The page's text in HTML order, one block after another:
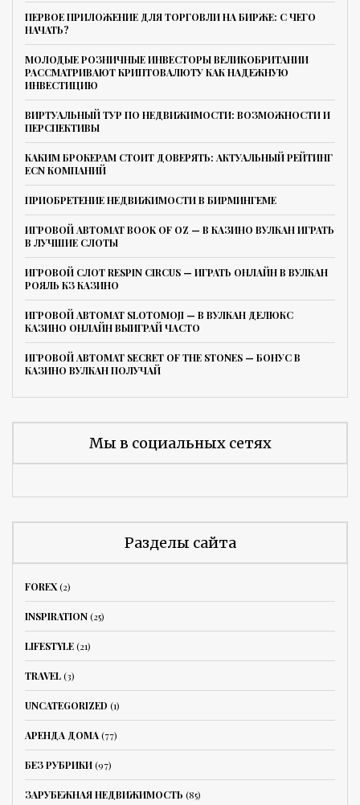
ПЕРВОЕ ПРИЛОЖЕНИЕ ДЛЯ ТОРГОВЛИ НА БИРЖЕ: С ЧЕГО
НАЧАТЬ?
МОЛОДЫЕ РОЗНИЧНЫЕ ИНВЕСТОРЫ ВЕЛИКОБРИТАНИИ
РАССМАТРИВАЮТ КРИПТОВАЛЮТУ КАК НАДЕЖНУЮ
ИНВЕСТИЦИЮ
ВИРТУАЛЬНЫЙ ТУР ПО НЕДВИЖИМОСТИ: ВОЗМОЖНОСТИ И
ПЕРСПЕКТИВЫ
КАКИМ БРОКЕРАМ СТОИТ ДОВЕРЯТЬ: АКТУАЛЬНЫЙ РЕЙТИНГ
ECN КОМПАНИЙ
ПРИОБРЕТЕНИЕ НЕДВИЖИМОСТИ В БИРМИНГЕМЕ
ИГРОВОЙ АВТОМАТ BOOK OF OZ — В КАЗИНО ВУЛКАН ИГРАТЬ
В ЛУЧШИЕ СЛОТЫ
ИГРОВОЙ СЛОТ RESPIN CIRCUS — ИГРАТЬ ОНЛАЙН В ВУЛКАН
РОЯЛЬ КЗ КАЗИНО
ИГРОВОЙ АВТОМАТ SLOTOMOJI — В ВУЛКАН ДЕЛЮКС
КАЗИНО ОНЛАЙН ВЫИГРАЙ ЧАСТО
ИГРОВОЙ АВТОМАТ SECRET OF THE STONES — БОНУС В
КАЗИНО ВУЛКАН ПОЛУЧАЙ
Мы в социальных сетях
Разделы сайта
FOREX(2)
INSPIRATION(25)
LIFESTYLE(21)
TRAVEL(3)
UNCATEGORIZED (1)
АРЕНДА ДОМА(77)
БЕЗ РУБРИКИ(97)
ЗАРУБЕЖНАЯ НЕДВИЖИМОСТЬ (85)